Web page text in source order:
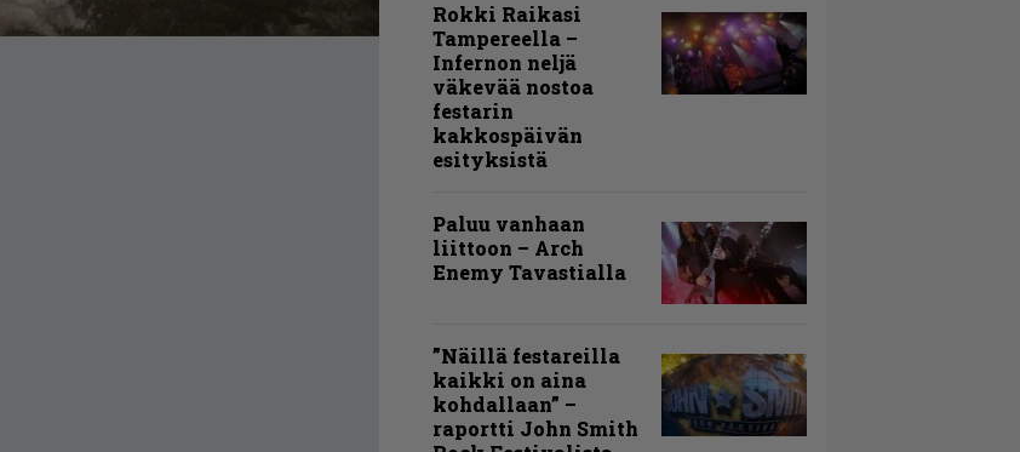
Rokki Raikasi
Tampereella –
Infernon neljä
väkevää nostoa
festarin
kakkospäivän
esityksistä
Paluu vanhaan
liittoon – Arch
Enemy Tavastialla
”Näillä festareilla
kaikki on aina
kohdallaan” –
raportti John Smith